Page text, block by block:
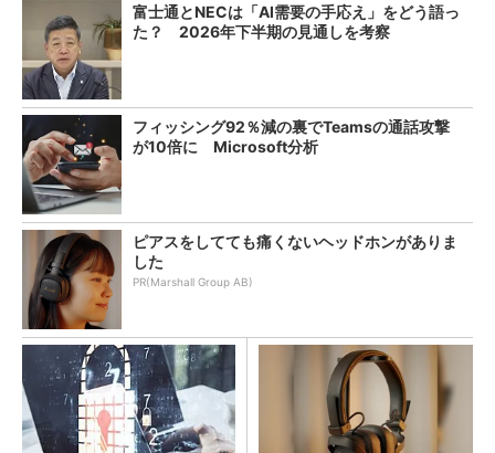
富士通とNECは「AI需要の手応え」をどう語っ
た？ 2026年下半期の見通しを考察
フィッシング92％減の裏でTeamsの通話攻撃
が10倍に Microsoft分析
ピアスをしてても痛くないヘッドホンがありま
した
PR(Marshall Group AB)